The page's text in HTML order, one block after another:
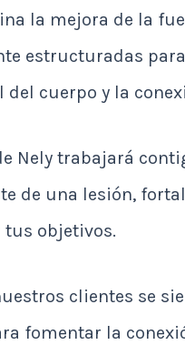
la mejora de la
estructuradas
cuerpo y la
Nely trabajará
de una lesión,
objetivos.
clientes se
fomentar la